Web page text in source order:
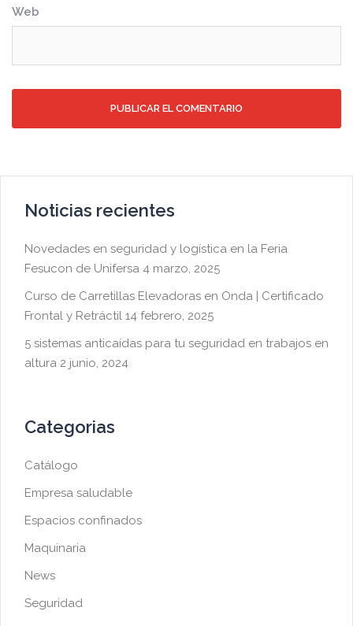
Web
Noticias recientes
Novedades en seguridad y logística en la Feria
Fesucon de Unifersa 4 marzo, 2025
Curso de Carretillas Elevadoras en Onda | Certificado
Frontal y Retráctil 14 febrero, 2025
5 sistemas anticaídas para tu seguridad en trabajos en
altura 2 junio, 2024
Categorias
Catálogo
Empresa saludable
Espacios confinados
Maquinaria
News
Seguridad